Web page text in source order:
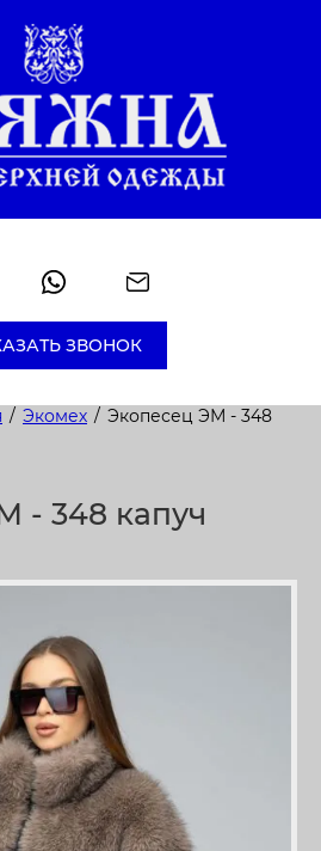
ЗВОНОК
/ Экомех / Экопесец ЭМ - 348
- 348 капуч